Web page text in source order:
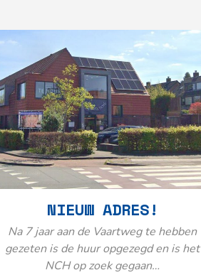
NIEUW ADRES!
Na 7 jaar aan de Vaartweg te hebben
gezeten is de huur opgezegd en is het
NCH op zoek gegaan…